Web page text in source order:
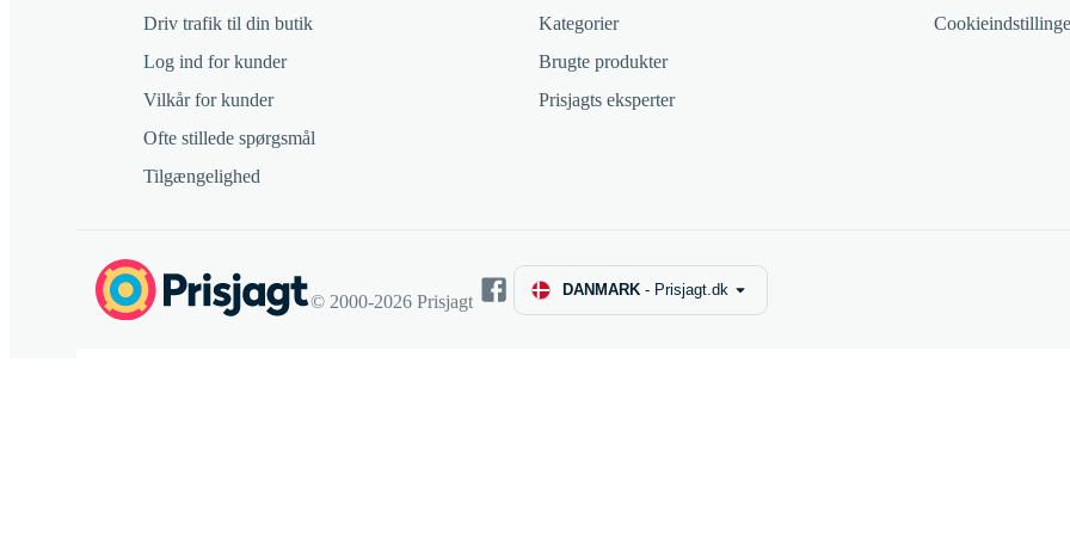
Driv trafik til din butik
Log ind for kunder
Vilkår for kunder
Ofte stillede spørgsmål
Tilgængelighed
Kategorier
Brugte produkter
Prisjagts eksperter
© 2000-2026 Prisjagt
DANMARK - Prisjagt.dk